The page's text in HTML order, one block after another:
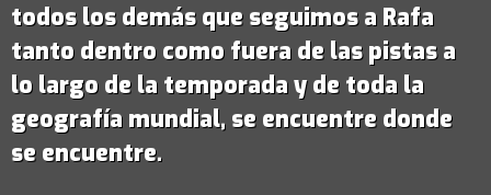
todos los demás que seguimos a Rafa
tanto dentro como fuera de las pistas a
lo largo de la temporada y de toda la
geografía mundial, se encuentre donde
se encuentre.